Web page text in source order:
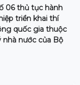
06 thủ tục hành
triển khai thí
quốc gia thuộc
nhà nước của Bộ